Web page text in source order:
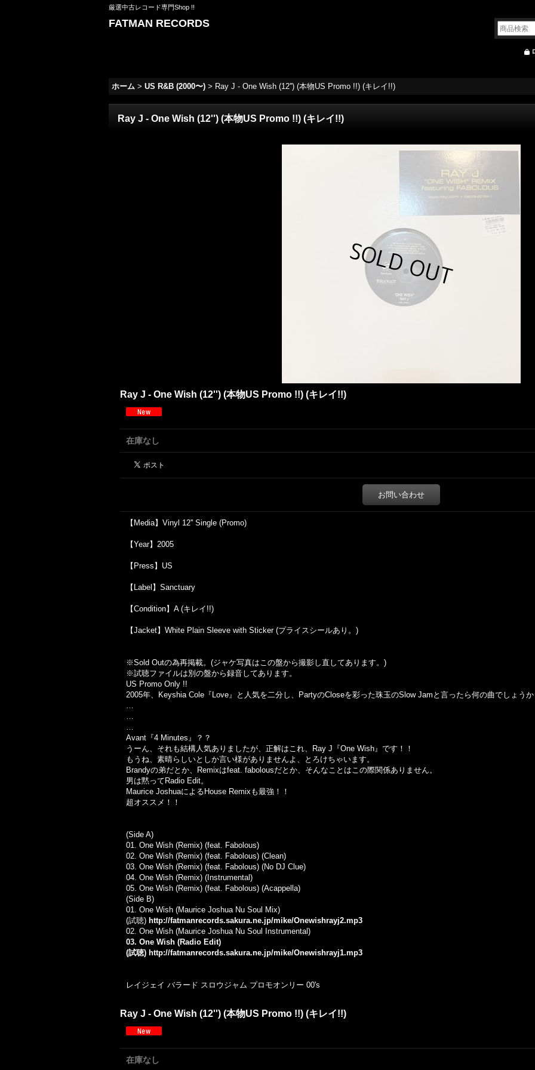
厳選中古レコード専門Shop !!
FATMAN RECORDS
ホーム > US R&B (2000〜) > Ray J - One Wish (12'') (本物US Promo !!) (キレイ!!)
Ray J - One Wish (12'') (本物US Promo !!) (キレイ!!)
Ray J - One Wish (12'') (本物US Promo !!) (キレイ!!)
在庫なし
お問い合わせ
【Media】Vinyl 12'' Single (Promo)
【Year】2005
【Press】US
【Label】Sanctuary
【Condition】A (キレイ!!)
【Jacket】White Plain Sleeve with Sticker (プライスシールあり。)
※Sold Outの為再掲載。 (ジャケ写真はこの盤から撮影し直してあります。 )
※試聴ファイルは別の盤から録音してあります。
US Promo Only !!
2005年、Keyshia Cole『Love』と人気を二分し、PartyのCloseを彩った珠玉のSlow Jamと言ったら何の曲でしょう
…
…
…
Avant『4 Minutes』？？
うーん、それも結構人気ありましたが、正解はこれ、Ray J『One Wish』です！！
もうね、素晴らしいとしか言い様がありませんよ、とろけちゃいます。
Brandyの弟だとか、Remixはfeat. fabolousだとか、そんなことはこの際関係ありません。
男は黙ってRadio Edit。
Maurice JoshuaによるHouse Remixも最強！！
超オススメ！！
(Side A)
01. One Wish (Remix) (feat. Fabolous)
02. One Wish (Remix) (feat. Fabolous) (Clean)
03. One Wish (Remix) (feat. Fabolous) (No DJ Clue)
04. One Wish (Remix) (Instrumental)
05. One Wish (Remix) (feat. Fabolous) (Acappella)
(Side B)
01. One Wish (Maurice Joshua Nu Soul Mix)
(試聴) http://fatmanrecords.sakura.ne.jp/mike/Onewishrayj2.mp3
02. One Wish (Maurice Joshua Nu Soul Instrumental)
03. One Wish (Radio Edit)
(試聴) http://fatmanrecords.sakura.ne.jp/mike/Onewishrayj1.mp3
レイジェイ バラード スロウジャム プロモオンリー 00's
Ray J - One Wish (12'') (本物US Promo !!) (キレイ!!)
在庫なし